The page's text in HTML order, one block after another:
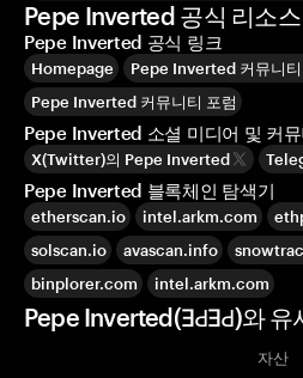
Pepe Inverted 공식 리소
Pepe Inverted 공식 링크
Homepage
Pepe Inverted 커뮤니티
Pepe Inverted 커뮤니티 포럼
Pepe Inverted 소셜 미디어 및 커뮤
X(Twitter)의 Pepe Inverted
Pepe Inverted 블록체인 탐색기
etherscan.io intel.arkm.com
solscan.io
avascan.info
binplorer.com
intel.arkm.com
Pepe Inverted(ƎԀƎԀ)와 유
자산